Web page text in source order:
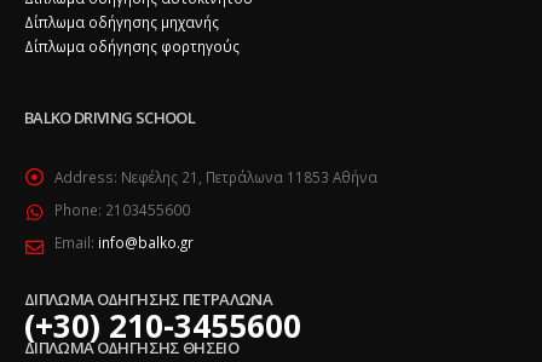
Δίπλωμα οδήγησης μηχανής
Δίπλωμα οδήγησης φορτηγούς
BALKO DRIVING SCHOOL
Address: Νεφέλης 21, Πετράλωνα 11853 Αθήνα
Phone: 2103455600
Email: info@balko.gr
ΔΙΠΛΩΜΑ ΟΔΗΓΗΣΗΣ ΠΕΤΡΑΛΩΝΑ
(+30) 210-3455600
ΔΙΠΛΩΜΑ ΟΔΗΓΗΣΗΣ ΘΗΣΕΙΟ